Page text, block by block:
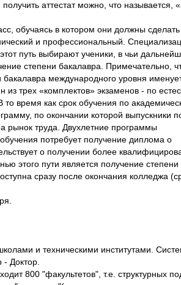
аттестат можно, что называется,
обучаясь в котором они должны
и профессиональный.
путь выбирают ученики, в чьи
степени бакалавра. Примечательно,
бакалавра международного уровня
из трех «комплектов» экзаменов - по
время как срок обучения по
по окончании которой выпускники
рынок труда. Двухлетние программы
потребует получение диплома о
о получении более
этого пути является получение
сразу после окончания колледжа
и техническими институтами.
Доктор.
800 "факультетов", т.е. структурных